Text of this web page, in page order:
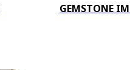
GEMSTONE